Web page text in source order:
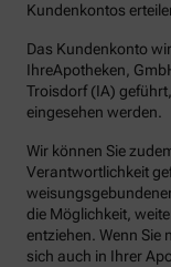
Kundenkontos
Das Kundenkonto
IhreApotheken,
Troisdorf (IA)
eingesehen werden.
Wir können Sie
Verantwortlichkeit
die Möglichkeit,
entziehen. Wenn Sie
sich auch in Ihrer